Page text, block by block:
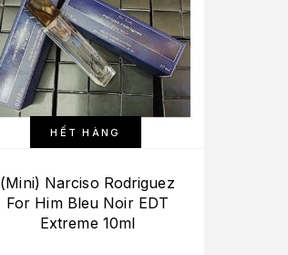
HẾT HÀNG
(Mini) Narciso Rodriguez
For Him Bleu Noir EDT
Extreme 10ml